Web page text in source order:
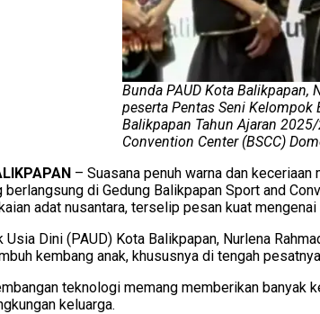
Bunda PAUD Kota Balikpapan,
peserta Pentas Seni Kelompok
Balikpapan Tahun Ajaran
Convention Center (BSCC)
– Suasana penuh warna dan
di Gedung Balikpapan Sport and
adat nusantara, terselip pesan kuat
Usia Dini (PAUD) Kota Balikpapan, Nurlena
kembang anak, khususnya di tengah
teknologi memang memberikan banyak
keluarga.